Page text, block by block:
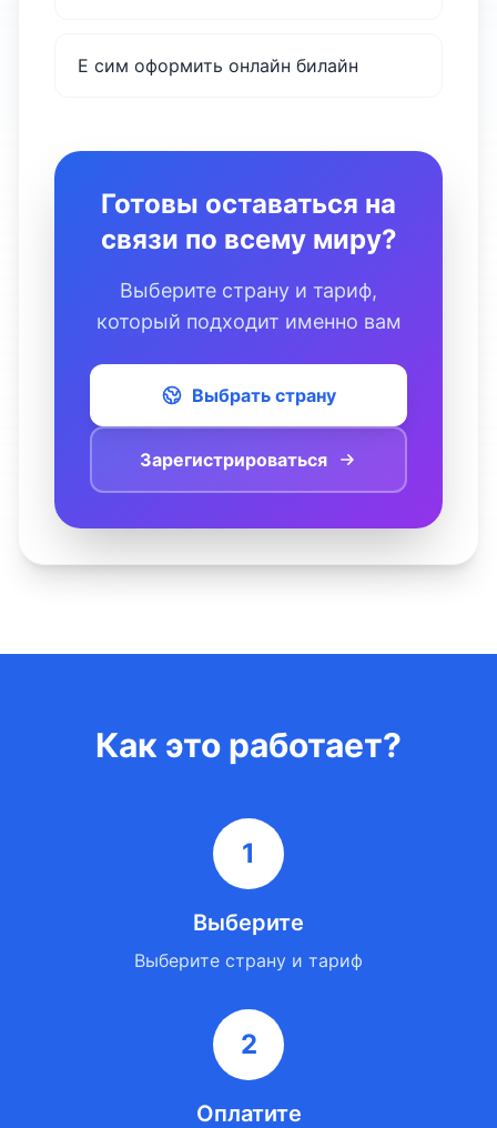
Е сим оформить онлайн билайн
Готовы оставаться на
связи по всему миру?
Выберите страну и тариф,
который подходит именно вам
Выбрать страну
Зарегистрироваться
Как это работает?
1
Выберите
Выберите страну и тариф
2
Оплатите